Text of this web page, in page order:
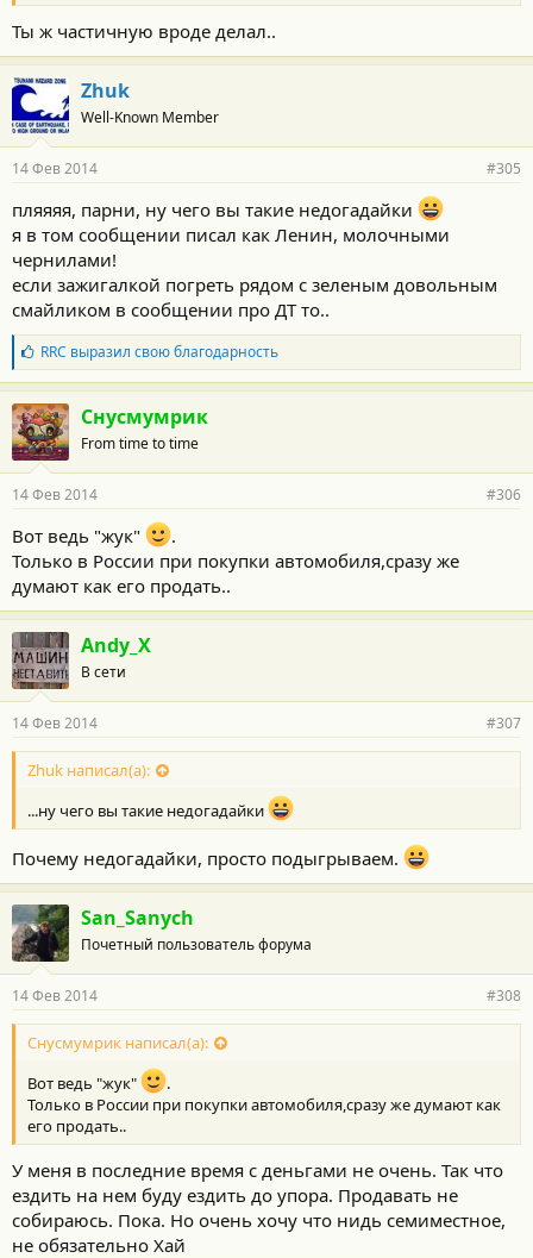
Ты ж частичную вроде делал..
Zhuk
Well-Known Member
14 Фев 2014 #305
пляяяя, парни, ну чего вы такие недогадайки
я в том сообщении писал как Ленин, молочными
чернилами!
если зажигалкой погреть рядом с зеленым довольным
смайликом в сообщении про ДТ то..
Б
л
а
г
о
д
а
н
с
т
и
:
RRC выразил свою благодарность
Снусмумрик
From time to time
14 Фев 2014 #306
Вот ведь "жук"
.
Только в России при покупки автомобиля,сразу же
думают как его продать..
Andy_X
В сети
14 Фев 2014 #307
Zhuk написал(а):
...ну чего вы такие недогадайки
Почему недогадайки, просто подыгрываем.
San_Sanych
Почетный пользователь форума
14 Фев 2014 #308
Снусмумрик написал(а):
Вот ведь "жук"
.
Только в России при покупки автомобиля,сразу же думают как
его продать..
У меня в последние время с деньгами не очень. Так что
ездить на нем буду ездить до упора. Продавать не
собираюсь. Пока. Но очень хочу что нидь семиместное,
не обязательно Хай